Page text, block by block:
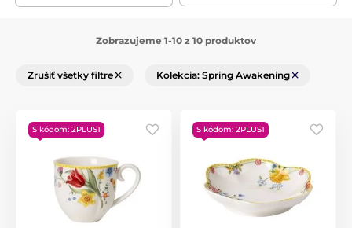
Zobrazujeme 1-10 z 10 produktov
Zrušiť všetky filtre Kolekcia: Spring Awakening
S kódom: 2PLUS1 S kódom: 2PLUS1